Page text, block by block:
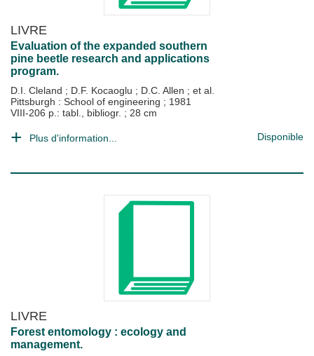
LIVRE
Evaluation of the expanded southern
pine beetle research and applications
program.
D.I. Cleland ; D.F. Kocaoglu ; D.C. Allen ; et al.
Pittsburgh : School of engineering ; 1981
VIII-206 p.: tabl., bibliogr. ; 28 cm
Plus d'information... Disponible
LIVRE
Forest entomology : ecology and
management.